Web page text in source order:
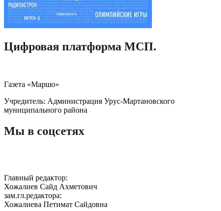
Цифровая платформа МСП.
Газета «Маршо»
Учредитель: Администрация Урус-Мартановского
муниципального района
Мы в соцсетях
Главный редактор:
Хожалиев Сайд Ахметович
зам.гл.редактора:
Хожалиева Петимат Сайдовна